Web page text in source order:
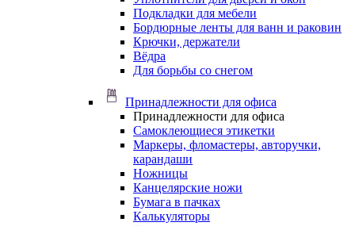
Подкладки для мебели
Бордюрные ленты для ванн и раковин
Крючки, держатели
Вёдра
Для борьбы со снегом
Принадлежности для офиса
Принадлежности для офиса
Самоклеющиеся этикетки
Маркеры, фломастеры, авторучки,
карандаши
Ножницы
Канцелярские ножи
Бумага в пачках
Калькуляторы